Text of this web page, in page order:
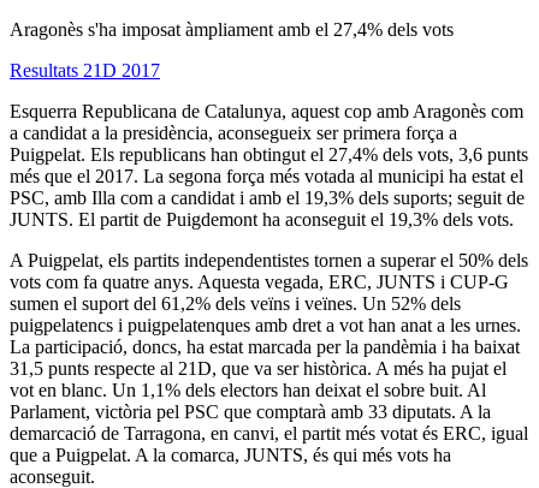
Aragonès s'ha imposat àmpliament amb el 27,4% dels vots
Resultats 21D 2017
Esquerra Republicana de Catalunya, aquest cop amb Aragonès com
a candidat a la presidència, aconsegueix ser primera força a
Puigpelat. Els republicans han obtingut el 27,4% dels vots, 3,6 punts
més que el 2017. La segona força més votada al municipi ha estat el
PSC, amb Illa com a candidat i amb el 19,3% dels suports; seguit de
JUNTS. El partit de Puigdemont ha aconseguit el 19,3% dels vots.
A Puigpelat, els partits independentistes tornen a superar el 50% dels
vots com fa quatre anys. Aquesta vegada, ERC, JUNTS i CUP-G
sumen el suport del 61,2% dels veïns i veïnes. Un 52% dels
puigpelatencs i puigpelatenques amb dret a vot han anat a les urnes.
La participació, doncs, ha estat marcada per la pandèmia i ha baixat
31,5 punts respecte al 21D, que va ser històrica. A més ha pujat el
vot en blanc. Un 1,1% dels electors han deixat el sobre buit. Al
Parlament, victòria pel PSC que comptarà amb 33 diputats. A la
demarcació de Tarragona, en canvi, el partit més votat és ERC, igual
que a Puigpelat. A la comarca, JUNTS, és qui més vots ha
aconseguit.